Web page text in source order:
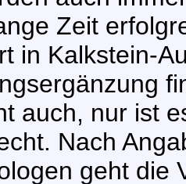
Zeit
in Kalkstein-
auch, nur ist
Nach
geht die